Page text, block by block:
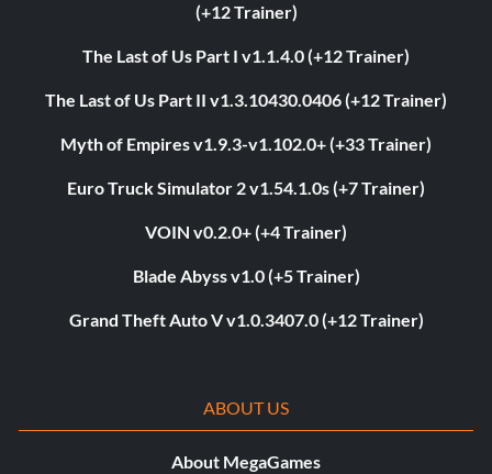
(+12 Trainer)
The Last of Us Part I v1.1.4.0 (+12 Trainer)
The Last of Us Part II v1.3.10430.0406 (+12 Trainer)
Myth of Empires v1.9.3-v1.102.0+ (+33 Trainer)
Euro Truck Simulator 2 v1.54.1.0s (+7 Trainer)
VOIN v0.2.0+ (+4 Trainer)
Blade Abyss v1.0 (+5 Trainer)
Grand Theft Auto V v1.0.3407.0 (+12 Trainer)
ABOUT US
About MegaGames